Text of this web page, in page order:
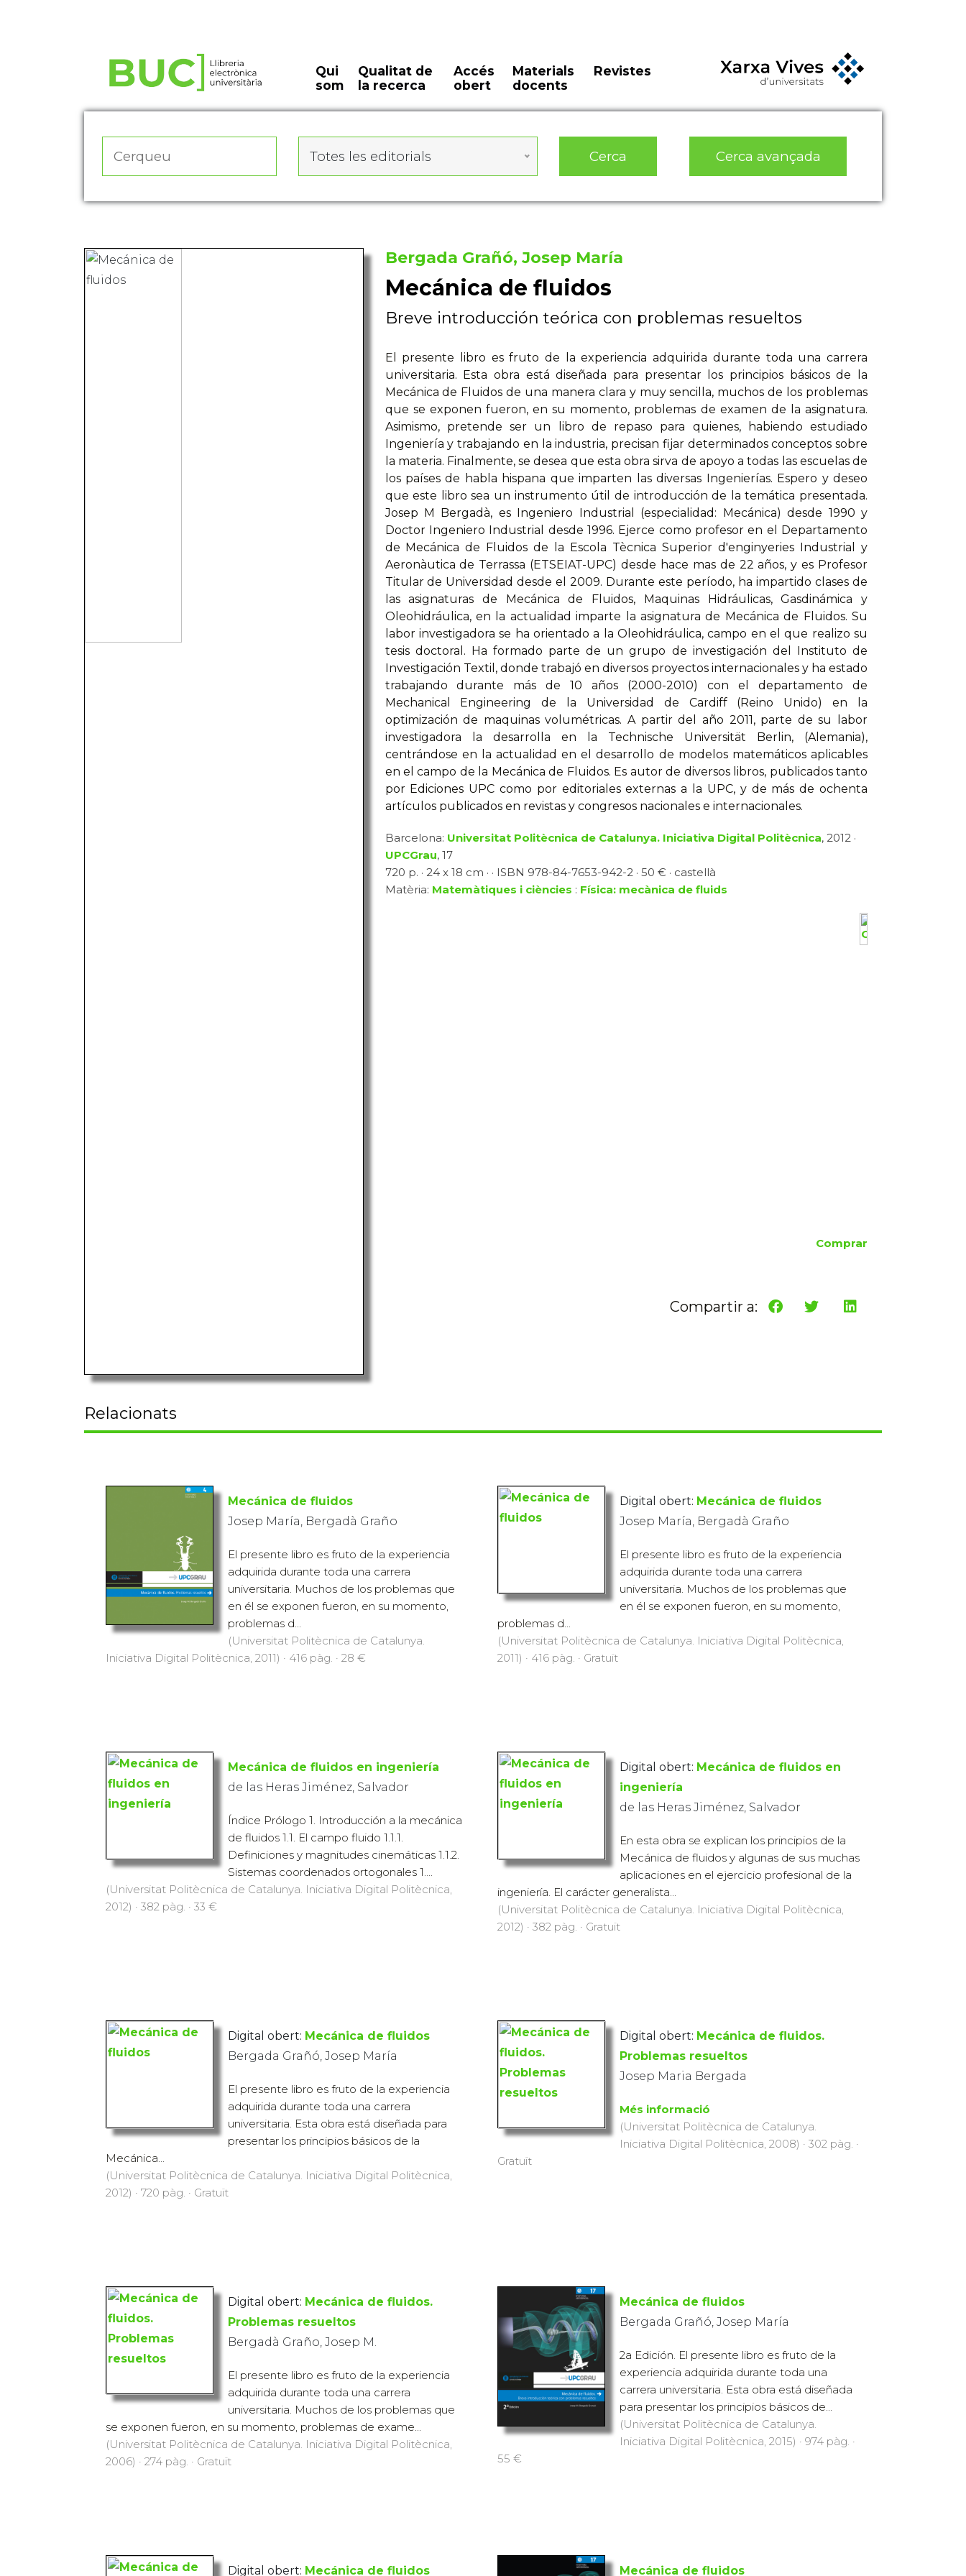
Qui
som
Qualitat de
la recerca
Accés
obert
Materials
docents
Revistes
Totes les editorials Cerca Cerca avançada
Bergada Grañó, Josep María
Mecánica de fluidos
Breve introducción teórica con problemas resueltos
El presente libro es fruto de la experiencia adquirida durante toda una carrera
universitaria. Esta obra está diseñada para presentar los principios básicos de la
Mecánica de Fluidos de una manera clara y muy sencilla, muchos de los problemas
que se exponen fueron, en su momento, problemas de examen de la asignatura.
Asimismo, pretende ser un libro de repaso para quienes, habiendo estudiado
Ingeniería y trabajando en la industria, precisan fijar determinados conceptos sobre
la materia. Finalmente, se desea que esta obra sirva de apoyo a todas las escuelas de
los países de habla hispana que imparten las diversas Ingenierías. Espero y deseo
que este libro sea un instrumento útil de introducción de la temática presentada.
Josep M Bergadà, es Ingeniero Industrial (especialidad: Mecánica) desde 1990 y
Doctor Ingeniero Industrial desde 1996. Ejerce como profesor en el Departamento
de Mecánica de Fluidos de la Escola Tècnica Superior d'enginyeries Industrial y
Aeronàutica de Terrassa (ETSEIAT-UPC) desde hace mas de 22 años, y es Profesor
Titular de Universidad desde el 2009. Durante este período, ha impartido clases de
las asignaturas de Mecánica de Fluidos, Maquinas Hidráulicas, Gasdinámica y
Oleohidráulica, en la actualidad imparte la asignatura de Mecánica de Fluidos. Su
labor investigadora se ha orientado a la Oleohidráulica, campo en el que realizo su
tesis doctoral. Ha formado parte de un grupo de investigación del Instituto de
Investigación Textil, donde trabajó en diversos proyectos internacionales y ha estado
trabajando durante más de 10 años (2000-2010) con el departamento de
Mechanical Engineering de la Universidad de Cardiff (Reino Unido) en la
optimización de maquinas volumétricas. A partir del año 2011, parte de su labor
investigadora la desarrolla en la Technische Universität Berlin, (Alemania),
centrándose en la actualidad en el desarrollo de modelos matemáticos aplicables
en el campo de la Mecánica de Fluidos. Es autor de diversos libros, publicados tanto
por Ediciones UPC como por editoriales externas a la UPC, y de más de ochenta
artículos publicados en revistas y congresos nacionales e internacionales.
Barcelona: Universitat Politècnica de Catalunya. Iniciativa Digital Politècnica, 2012 ·
UPCGrau, 17
720 p. · 24 x 18 cm · · ISBN 978-84-7653-942-2 · 50 € · castellà
Matèria: Matemàtiques i ciències : Física: mecànica de fluids
Comprar
Compartir a:
Relacionats
Mecánica de fluidos
Josep María, Bergadà Graño
El presente libro es fruto de la experiencia
adquirida durante toda una carrera
universitaria. Muchos de los problemas que
en él se exponen fueron, en su momento,
problemas d...
(Universitat Politècnica de Catalunya.
Iniciativa Digital Politècnica, 2011) · 416 pàg. · 28 €
Digital obert: Mecánica de fluidos
Josep María, Bergadà Graño
El presente libro es fruto de la experiencia
adquirida durante toda una carrera
universitaria. Muchos de los problemas que
en él se exponen fueron, en su momento,
problemas d...
(Universitat Politècnica de Catalunya. Iniciativa Digital Politècnica,
2011) · 416 pàg. · Gratuït
Mecánica de fluidos en ingeniería
de las Heras Jiménez, Salvador
Índice Prólogo 1. Introducción a la mecánica
de fluidos 1.1. El campo fluido 1.1.1.
Definiciones y magnitudes cinemáticas 1.1.2.
Sistemas coordenados ortogonales 1....
(Universitat Politècnica de Catalunya. Iniciativa Digital Politècnica,
2012) · 382 pàg. · 33 €
Digital obert: Mecánica de fluidos en
ingeniería
de las Heras Jiménez, Salvador
En esta obra se explican los principios de la
Mecánica de fluidos y algunas de sus muchas
aplicaciones en el ejercicio profesional de la
ingeniería. El carácter generalista...
(Universitat Politècnica de Catalunya. Iniciativa Digital Politècnica,
2012) · 382 pàg. · Gratuït
Digital obert: Mecánica de fluidos
Bergada Grañó, Josep María
El presente libro es fruto de la experiencia
adquirida durante toda una carrera
universitaria. Esta obra está diseñada para
presentar los principios básicos de la
Mecánica...
(Universitat Politècnica de Catalunya. Iniciativa Digital Politècnica,
2012) · 720 pàg. · Gratuït
Digital obert: Mecánica de fluidos.
Problemas resueltos
Josep Maria Bergada
Més informació
(Universitat Politècnica de Catalunya.
Iniciativa Digital Politècnica, 2008) · 302 pàg. ·
Gratuït
Digital obert: Mecánica de fluidos.
Problemas resueltos
Bergadà Graño, Josep M.
El presente libro es fruto de la experiencia
adquirida durante toda una carrera
universitaria. Muchos de los problemas que
se exponen fueron, en su momento, problemas de exame...
(Universitat Politècnica de Catalunya. Iniciativa Digital Politècnica,
2006) · 274 pàg. · Gratuït
Mecánica de fluidos
Bergada Grañó, Josep María
2a Edición. El presente libro es fruto de la
experiencia adquirida durante toda una
carrera universitaria. Esta obra está diseñada
para presentar los principios básicos de...
(Universitat Politècnica de Catalunya.
Iniciativa Digital Politècnica, 2015) · 974 pàg. ·
55 €
Digital obert: Mecánica de fluidos Mecánica de fluidos